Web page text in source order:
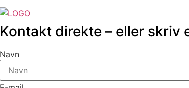
Kontakt direkte – eller skriv
Navn